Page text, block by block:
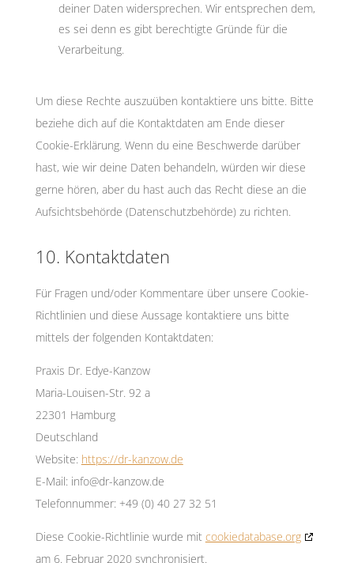
deiner Daten widersprechen. Wir entsprechen dem,
es sei denn es gibt berechtigte Gründe für die
Verarbeitung.
Um diese Rechte auszuüben kontaktiere uns bitte. Bitte
beziehe dich auf die Kontaktdaten am Ende dieser
Cookie-Erklärung. Wenn du eine Beschwerde darüber
hast, wie wir deine Daten behandeln, würden wir diese
gerne hören, aber du hast auch das Recht diese an die
Aufsichtsbehörde (Datenschutzbehörde) zu richten.
10. Kontaktdaten
Für Fragen und/oder Kommentare über unsere Cookie-
Richtlinien und diese Aussage kontaktiere uns bitte
mittels der folgenden Kontaktdaten:
Praxis Dr. Edye-Kanzow
Maria-Louisen-Str. 92 a
22301 Hamburg
Deutschland
Website: https://dr-kanzow.de
E-Mail: info@dr-kanzow.de
Telefonnummer: +49 (0) 40 27 32 51
Diese Cookie-Richtlinie wurde mit cookiedatabase.org
am 6. Februar 2020 synchronisiert.